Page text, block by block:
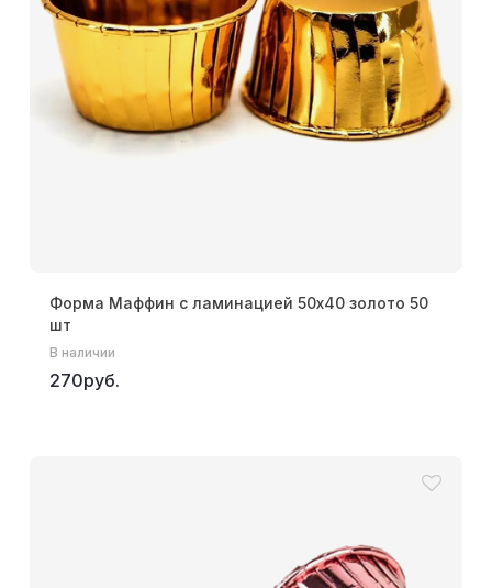
Форма Маффин с ламинацией 50х40 золото 50
шт
В наличии
270руб.